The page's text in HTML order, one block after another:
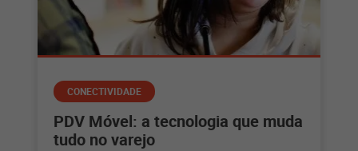
CONECTIVIDADE
PDV Móvel: a tecnologia que muda
tudo no varejo